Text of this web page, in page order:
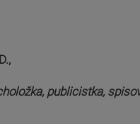
publicistka,